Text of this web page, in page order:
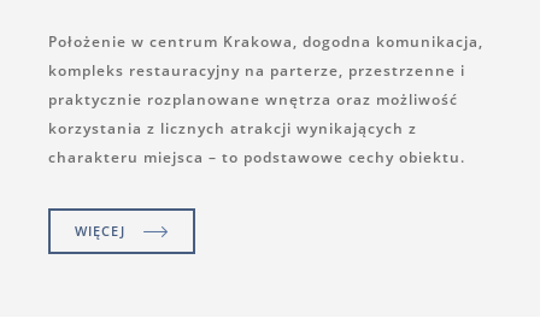
Położenie w centrum Krakowa, dogodna komunikacja,
kompleks restauracyjny na parterze, przestrzenne i
praktycznie rozplanowane wnętrza oraz możliwość
korzystania z licznych atrakcji wynikających z
charakteru miejsca – to podstawowe cechy obiektu.
WIĘCEJ